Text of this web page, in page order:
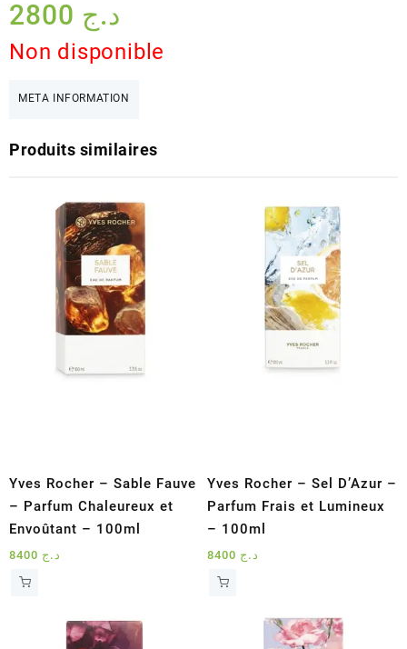
د.ج
Non disponible
META INFORMATION
Produits similaires
Yves Rocher – Sable Fauve
– Parfum Chaleureux et
Envoûtant – 100ml
د.ج
Yves Rocher – Sel D’Azur –
Parfum Frais et Lumineux
– 100ml
د.ج